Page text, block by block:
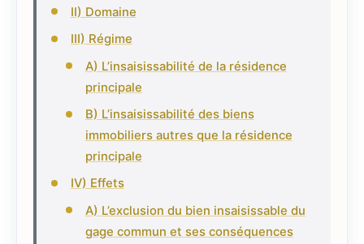
II) Domaine
III) Régime
A) L’insaisissabilité de la résidence
principale
B) L’insaisissabilité des biens
immobiliers autres que la résidence
principale
IV) Effets
A) L’exclusion du bien insaisissable du
gage commun et ses conséquences